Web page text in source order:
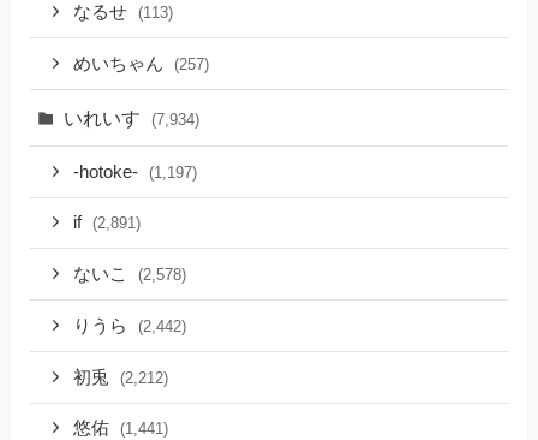
なるせ (113)
めいちゃん (257)
いれいす (7,934)
-hotoke- (1,197)
if (2,891)
ないこ (2,578)
りうら (2,442)
初兎 (2,212)
悠佑 (1,441)